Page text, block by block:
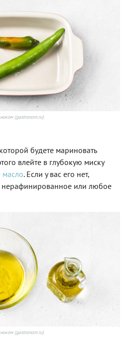
(gastronom.ru)
будете мариновать
влейте в глубокую миску
масло. Если у вас его нет,
нерафинированное или любое
(gastronom.ru)